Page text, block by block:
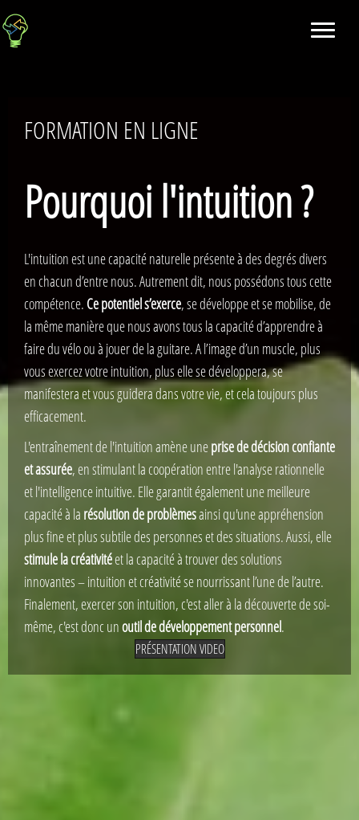
FORMATION EN LIGNE
Pourquoi l'intuition ?
L'intuition est une capacité naturelle présente à des degrés divers
en chacun d’entre nous. Autrement dit, nous possédons tous cette
compétence. Ce potentiel s’exerce, se développe et se mobilise, de
la même manière que nous avons tous la capacité d’apprendre à
faire du vélo ou à jouer de la guitare. A l’image d’un muscle, plus
vous exercez votre intuition, plus elle se développera, se
manifestera et vous guidera dans votre vie, et cela toujours plus
efficacement.
L'entraînement de l'intuition amène uneprise de décision confiante
et assurée, en stimulant la coopération entre l'analyse rationnelle
et l'intelligence intuitive. Elle garantit également une meilleure
capacité à la résolution de problèmesainsi qu'une appréhension
plus fine et plus subtile des personnes et des situations. Aussi, elle
stimule la créativitéet la capacité à trouver des solutions
innovantes – intuition et créativité se nourrissant l’une de l’autre.
Finalement, exercer son intuition, c'est aller à la découverte de soi-
même, c'est donc unoutil de développement personnel.
PRÉSENTATION VIDEO